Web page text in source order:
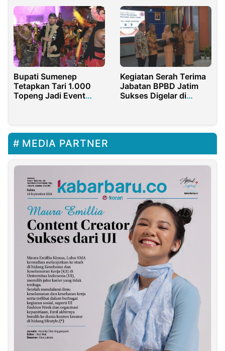
Bupati Sumenep
Tetapkan Tari 1.000
Topeng Jadi Event
Kegiatan Serah Terima
Jabatan BPBD Jatim
Sukses Digelar di
MEDIA PARTNER